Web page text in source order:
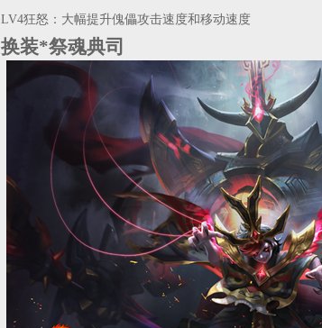
LV4狂怒：大幅提升傀儡攻击速度和移动速度
换装*祭魂典司